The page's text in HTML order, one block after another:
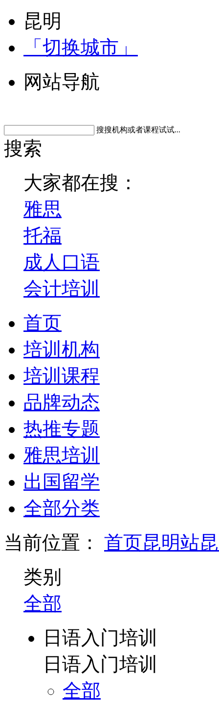
昆明
「切换城市」
网站导航
搜搜机构或者课程试试...
搜索
大家都在搜：
雅思
托福
成人口语
会计培训
首页
培训机构
培训课程
品牌动态
热推专题
雅思培训
出国留学
全部分类
当前位置：
首页昆明站
类别
全部
日语入门培训
日语入门培训
全部